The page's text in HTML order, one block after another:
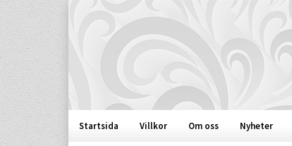
Startsida
Villkor Om oss Nyheter